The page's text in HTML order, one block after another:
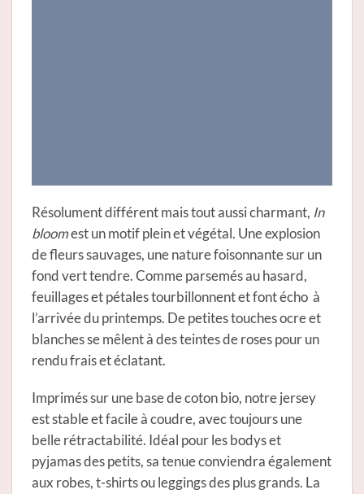
Résolument différent mais tout aussi charmant, In
bloomest un motif plein et végétal. Une explosion
de fleurs sauvages, une nature foisonnante sur un
fond vert tendre. Comme parsemés au hasard,
feuillages et pétales tourbillonnent et font écho à
l’arrivée du printemps. De petites touches ocre et
blanches se mêlent à des teintes de roses pour un
rendu frais et éclatant.
Imprimés sur une base de coton bio, notre jersey
est stable et facile à coudre, avec toujours une
belle rétractabilité. Idéal pour les bodys et
pyjamas des petits, sa tenue conviendra également
aux robes, t-shirts ou leggings des plus grands. La